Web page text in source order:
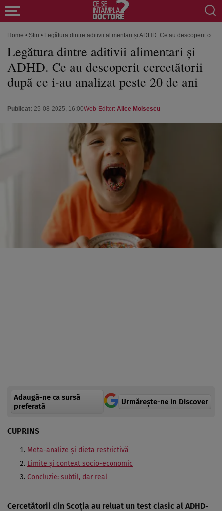
Home • Știri • Legătura dintre aditivii alimentari și ADHD. Ce au descoperit
Legătura dintre aditivii alimentari și
ADHD. Ce au descoperit cercetătorii
după ce i-au analizat peste 20 de ani
Publicat: 25-08-2025, 16:00Web-Editor: Alice Moisescu
Adaugă-ne ca sursă
preferată
Urmărește-ne in Discover
CUPRINS
Meta-analize și dieta restrictivă
Limite și context socio-economic
Concluzie: subtil, dar real
Cercetătorii din Scoția au reluat un test clasic al ADHD-